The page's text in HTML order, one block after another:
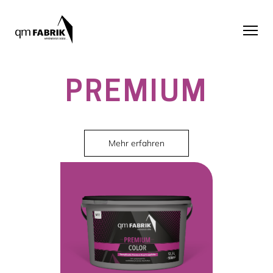
PREMIUM
Mehr erfahren